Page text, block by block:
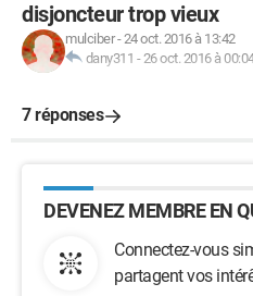
disjoncteur trop vieux
mulciber-24 oct. 2016 à 13:42
dany311 -26 oct. 2016 à
7 réponses
DEVENEZ MEMBRE EN
Connectez-vous
partagent vos